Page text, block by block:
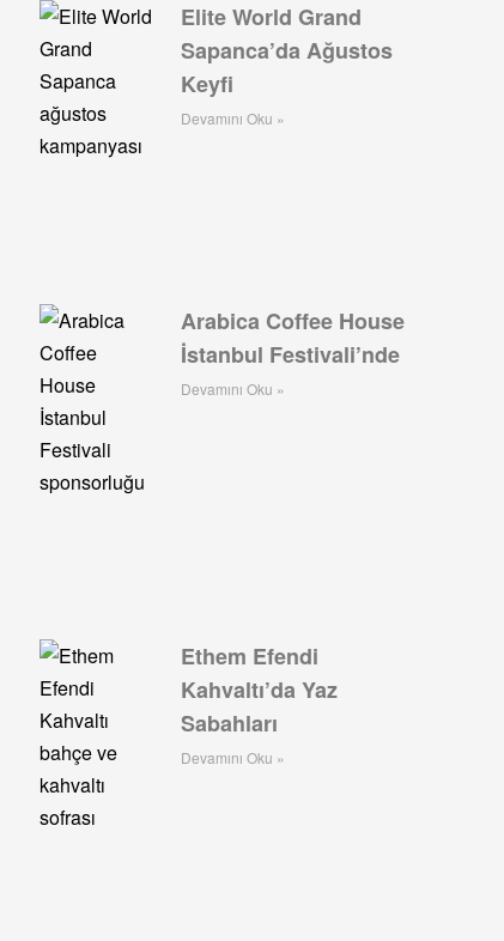
Elite World Grand
Sapanca’da Ağustos
Keyfi
Devamını Oku »
Arabica Coffee House
İstanbul Festivali’nde
Devamını Oku »
Ethem Efendi
Kahvaltı’da Yaz
Sabahları
Devamını Oku »